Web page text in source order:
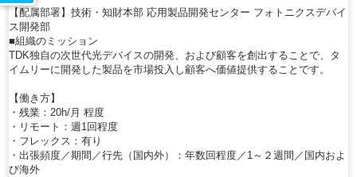
【配属部署】技術・知財本部 応用製品開発センター フォトニクスデバイ
ス開発部
■組織のミッション
TDK独自の次世代光デバイスの開発、および顧客を創出することで、タ
イムリーに開発した製品を市場投入し顧客へ価値提供することです。
【働き方】
・残業：20h/月 程度
・リモート：週1回程度
・フレックス：有り
・出張頻度／期間／行先（国内外）：年数回程度／1～２週間／国内およ
び海外